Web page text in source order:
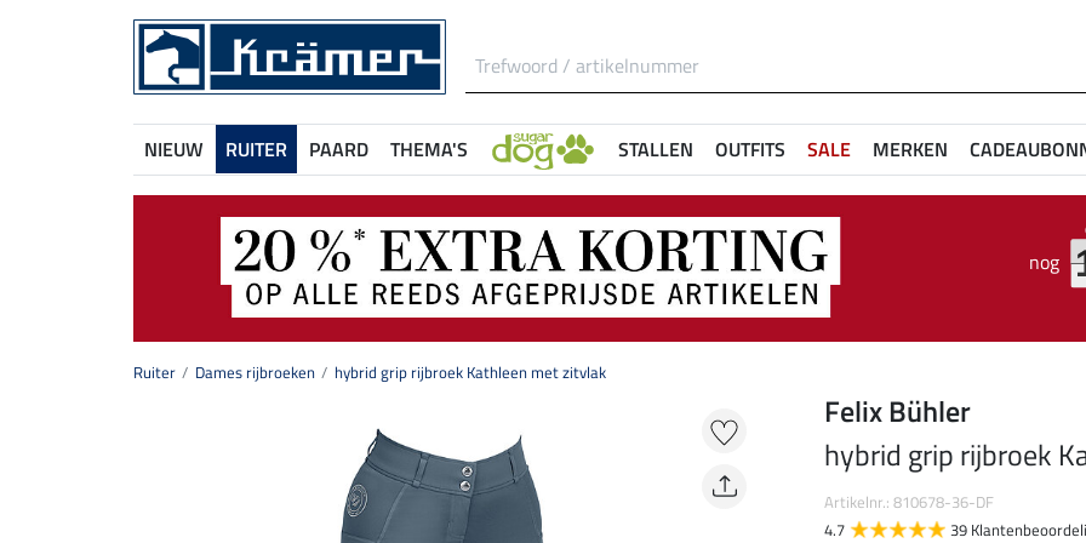
NIEUW RUITER PAARD THEMA'S STALLEN OUTFITS SALE MERKEN
nog
Ruiter Dames rijbroeken hybrid grip rijbroek Kathleen met zitvlak
Felix Bühler
hybrid grip rijbroek
Artikelnr.: 810678-36-DF
4.7
39